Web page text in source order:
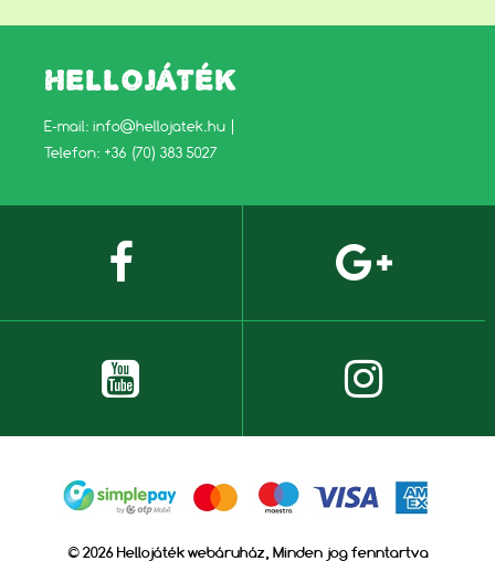
HELLOJÁTÉK
E-mail: info@hellojatek.hu
Telefon: +36 (70) 383 5027
© 2026 Hellojáték webáruház, Minden jog fenntartva